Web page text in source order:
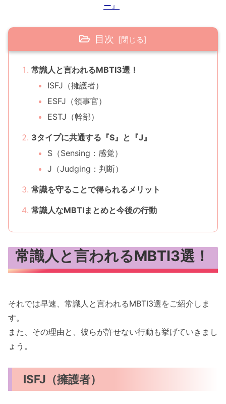
ー』
目次
常識人と言われるMBTI3選！
ISFJ（擁護者）
ESFJ（領事官）
ESTJ（幹部）
3タイプに共通する『S』と『J』
S（Sensing：感覚）
J（Judging：判断）
常識を守ることで得られるメリット
常識人なMBTIまとめと今後の行動
常識人と言われるMBTI3選！
それでは早速、常識人と言われるMBTI3選をご紹介しま
す。
また、その理由と、彼らが許せない行動も挙げていきまし
ょう。
ISFJ（擁護者）